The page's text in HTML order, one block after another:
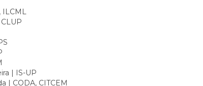
ILCML
| IS-UP
| CODA, CITCEM